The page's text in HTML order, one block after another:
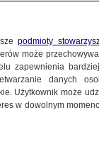
podmioty
może
zapewnienia
danych
Użytkownik może
w dowolnym